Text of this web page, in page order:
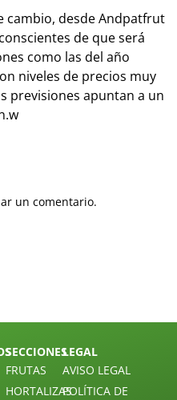
cambio, desde Andpatfrut
de que será
como las del año
niveles de precios muy
previsiones apuntan a un
un comentario.
SECCIONES
FRUTAS
HORTALIZAS
LEGAL
AVISO LEGAL
POLÍTICA DE